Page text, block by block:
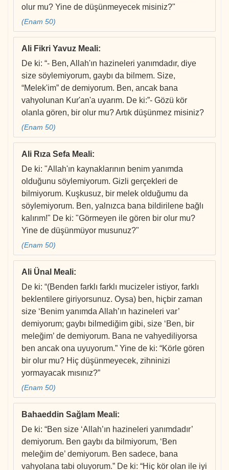
olur mu? Yine de düşünmeyecek misiniz?"
(Enam 50)
Ali Fikri Yavuz Meali:
De ki: “- Ben, Allah'ın hazineleri yanımdadır, diye
size söylemiyorum, gaybı da bilmem. Size,
“Melek'im” de demiyorum. Ben, ancak bana
vahyolunan Kur'an'a uyarım. De ki:”- Gözü kör
olanla gören, bir olur mu? Artık düşünmez misiniz?
(Enam 50)
Ali Rıza Sefa Meali:
De ki: "Allah'ın kaynaklarının benim yanımda
olduğunu söylemiyorum. Gizli gerçekleri de
bilmiyorum. Kuşkusuz, bir melek olduğumu da
söylemiyorum. Ben, yalnızca bana bildirilene bağlı
kalırım!" De ki: "Görmeyen ile gören bir olur mu?
Yine de düşünmüyor musunuz?"
(Enam 50)
Ali Ünal Meali:
De ki: “(Benden farklı farklı mucizeler istiyor, farklı
beklentilere giriyorsunuz. Oysa) ben, hiçbir zaman
size ‘Benim yanımda Allah’ın hazineleri var’
demiyorum; gaybı bilmediğim gibi, size ‘Ben, bir
meleğim’ de demiyorum. Bana ne vahyediliyorsa
ben ancak ona uyuyorum.” Yine de ki: “Körle gören
bir olur mu? Hiç düşünmeyecek, zihninizi
yormayacak mısınız?”
(Enam 50)
Bahaeddin Sağlam Meali:
De ki: “Ben size ‘Allah’ın hazineleri yanımdadır’
demiyorum. Ben gaybı da bilmiyorum, ‘Ben
meleğim de’ demiyorum. Ben sadece, bana
vahyolana tabi oluyorum.” De ki: “Hiç kör olan ile iyi